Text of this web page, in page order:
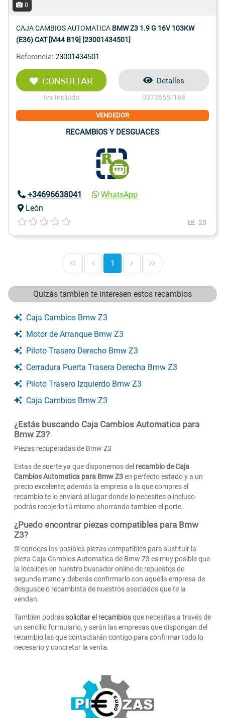
0
CAJA CAMBIOS AUTOMATICA BMW Z3 1.9 G 16V 103KW
(E36) CAT [M44 B19] [23001434501]
Referencia: 23001434501
CONSULTAR
Iva Incluido
Detalles
0373655/188
VENDEDOR
RECAMBIOS Y DESGUACES
+34696638041
WhatsApp
León
23
1
Quizás tambien te interesen estos recambios
Caja Cambios Bmw Z3
Motor de Arranque Bmw Z3
Piloto Trasero Derecho Bmw Z3
Cerradura Puerta Trasera Derecha Bmw Z3
Piloto Trasero Izquierdo Bmw Z3
Caja Cambios Bmw Z3
¿Estás buscando Caja Cambios Automatica para
Bmw Z3?
Piezas recuperadas de Bmw Z3
Estas de suerte ya que disponemos del recambio de Caja
Cambios Automatica para Bmw Z3en perfecto estado y a un
precio excelente; además la empresa a la que compres el
recambio te lo enviará al lugar donde lo necesites o incluso
podrás recojerlo tú mismo ahorrando tambien el porte.
¿Puedo encontrar piezas compatibles para Bmw
Z3?
Si conoces las posibles piezas compatibles para sustituir la
pieza Caja Cambios Automatica de Bmw Z3 es muy posible que
la localices en nuestro buscador online de repuestos de
segunda mano y deberás confirmarlo con aquella empresa de
desguace o recambista de nuestros asociados que te la
vendan.
Tambien podrássolicitar el recambiosque necesitas a través de
un sencillo formulario, y serán las empresas que dispongan del
recambio las que contactarán contigo para confirmar todo lo
necesario y concretar la venta.